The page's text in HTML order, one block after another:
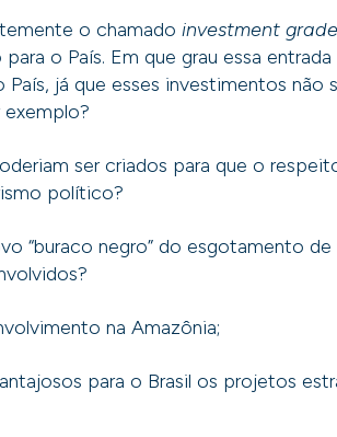
o chamado investment grade
o País. Em que grau essa
já que esses investimentos não
ser criados para que o
político?
“buraco negro” do esgotamento de
na Amazônia;
para o Brasil os projetos